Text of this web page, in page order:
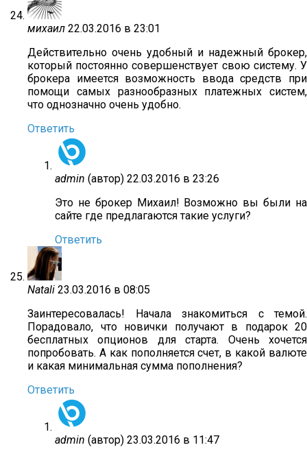
михаил 22.03.2016 в 23:01
Действительно очень удобный и надежный брокер,
который постоянно совершенствует свою систему. У
брокера имеется возможность ввода средств при
помощи самых разнообразных платежных систем,
что однозначно очень удобно.
Ответить
admin (автор) 22.03.2016 в 23:26
Это не брокер Михаил! Возможно вы были на
сайте где предлагаются такие услуги?
Ответить
Natali 23.03.2016 в 08:05
Заинтересовалась! Начала знакомиться с темой.
Порадовало, что новички получают в подарок 20
бесплатных опционов для старта. Очень хочется
попробовать. А как пополняется счет, в какой валюте
и какая минимальная сумма пополнения?
Ответить
admin (автор) 23.03.2016 в 11:47